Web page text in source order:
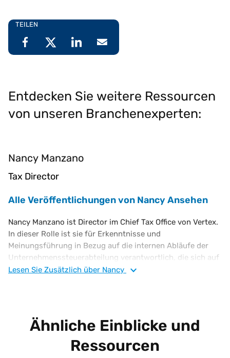
TEILEN
Entdecken Sie weitere Ressourcen
von unseren Branchenexperten:
Nancy Manzano
Tax Director
Alle Veröffentlichungen von Nancy Ansehen
Nancy Manzano ist Director im Chief Tax Office von Vertex.
In dieser Rolle ist sie für Erkenntnisse und
Meinungsführung in Bezug auf die internen Abläufe der
Unternehmenssteuerabteilung verantwortlich, die sich auf
Einkommens-, globale und Transaktionssteuern
M.S. in Steuerwesen von der Widener University.
Lesen Sie Zusätzlich über Nancy
Ähnliche Einblicke und
Ressourcen